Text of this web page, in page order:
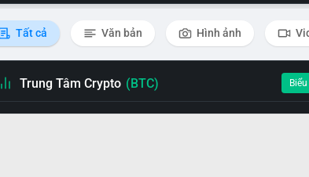
Tất cả Văn bản Hình ảnh
Trung Tâm Crypto (BTC)